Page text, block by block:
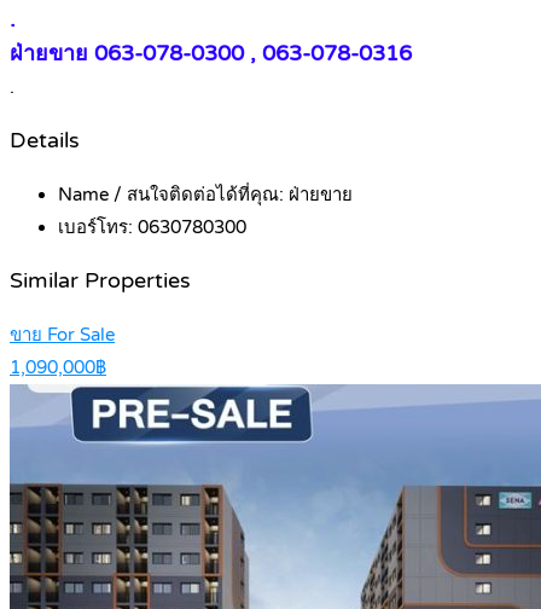
.
ฝ่ายขาย 063-078-0300 , 063-078-0316
.
Details
Name / สนใจติดต่อได้ที่คุณ: ฝ่ายขาย
เบอร์โทร: 0630780300
Similar Properties
ขาย For Sale
1,090,000฿